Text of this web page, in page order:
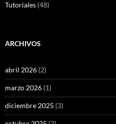
Tutoriales (48)
ARCHIVOS
abril 2026 (2)
marzo 2026 (1)
diciembre 2025 (3)